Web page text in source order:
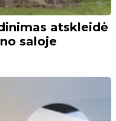
atskleidė
saloje